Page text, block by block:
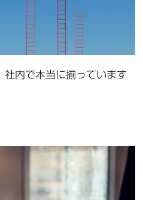
社内で本当に揃っています